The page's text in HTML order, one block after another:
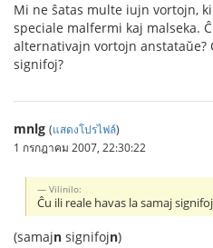
Mi ne ŝatas multe iujn vortojn,
speciale malfermi kaj malseka.
alternativajn vortojn anstataŭe?
signifoj?
mnlg (แสดงโปรไฟล์)
1 กรกฎาคม 2007, 22:30:22
Vilinilo:
Ĉu ili reale havas la samaj
(samajn signifojn)